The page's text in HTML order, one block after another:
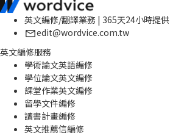
英文編修/翻譯業務 | 365天24小時提供
edit@wordvice.com.tw
英文編修服務
學術論文英語編修
學位論文英文編修
課堂作業英文編修
留學文件編修
讀書計畫編修
英文推薦信編修